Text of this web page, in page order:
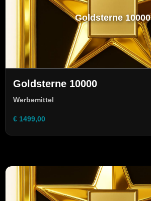
Goldsterne 10000
Goldsterne 10000
Werbemittel
€ 1499,00